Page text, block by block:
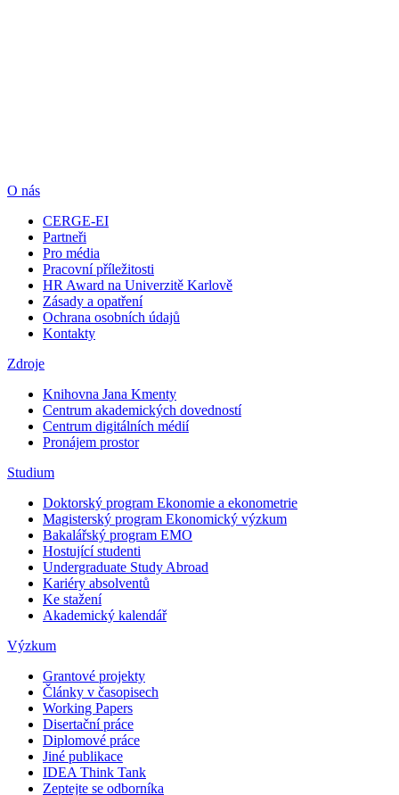
O nás
CERGE-EI
Partneři
Pro média
Pracovní příležitosti
HR Award na Univerzitě Karlově
Zásady a opatření
Ochrana osobních údajů
Kontakty
Zdroje
Knihovna Jana Kmenty
Centrum akademických dovedností
Centrum digitálních médií
Pronájem prostor
Studium
Doktorský program Ekonomie a ekonometrie
Magisterský program Ekonomický výzkum
Bakalářský program EMO
Hostující studenti
Undergraduate Study Abroad
Kariéry absolventů
Ke stažení
Akademický kalendář
Výzkum
Grantové projekty
Články v časopisech
Working Papers
Disertační práce
Diplomové práce
Jiné publikace
IDEA Think Tank
Zeptejte se odborníka